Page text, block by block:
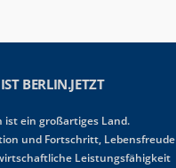
BERLIN.JETZT
ist ein großartiges Land.
und Fortschritt, Lebensfreude
Leistungsfähigkeit